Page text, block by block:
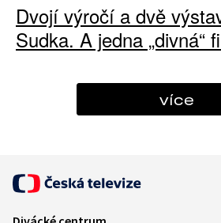
Dvojí výročí a dvě
Sudka. A jedna „divná“
více